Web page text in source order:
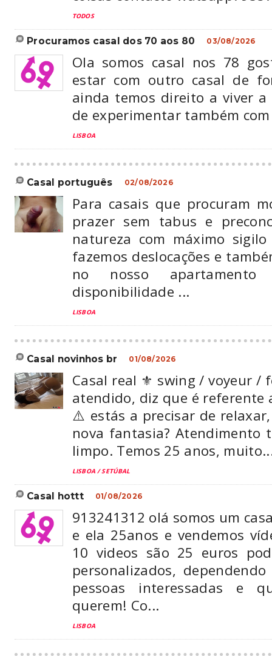
TODOS
procuramos casal dos 70 aos 80 03/08/2026
Ola somos casal nos 78
estar com outro casal de
ainda temos direito a viver a
de experimentar também
LISBOA
casal português 02/08/2026
Para casais que procuram
prazer sem tabus e
natureza com máximo
fazemos deslocações e
no nosso apartamento
disponibilidade ...
LISBOA
casal novinhos br 01/08/2026
Casal real ⚜️ swing / voyeur
atendido, diz que é referente
⚠️ estás a precisar de
nova fantasia? Atendimento
limpo. Temos 25 anos,
LISBOA / SETÚBAL
casal hottt 01/08/2026
913241312 olá somos um
e ela 25anos e vendemos
10 videos são 25 euros
personalizados,
pessoas interessadas e
querem! Co...
LISBOA